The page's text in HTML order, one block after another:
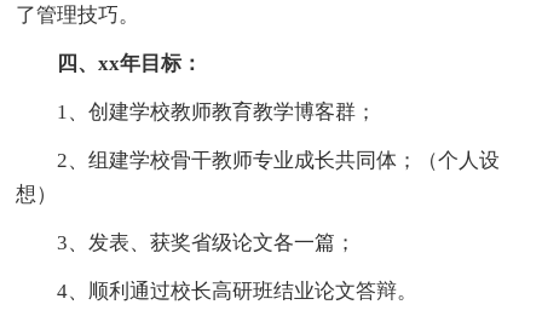
了管理技巧。
四、xx年目标：
1、创建学校教师教育教学博客群；
2、组建学校骨干教师专业成长共同体；（个人设
想）
3、发表、获奖省级论文各一篇；
4、顺利通过校长高研班结业论文答辩。